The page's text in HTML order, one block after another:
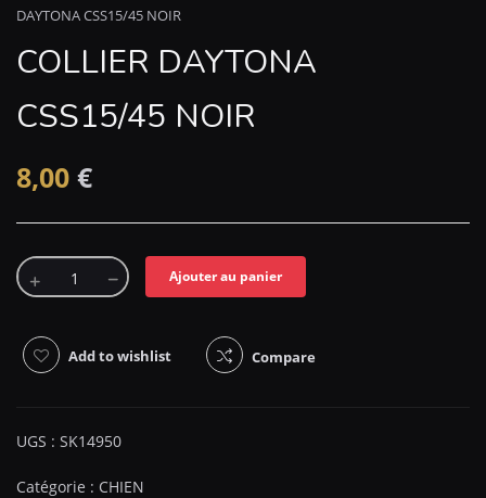
DAYTONA CSS15/45 NOIR
COLLIER DAYTONA
CSS15/45 NOIR
8,00 €
Ajouter au panier
Add to wishlist Compare
UGS : SK14950
Catégorie : CHIEN